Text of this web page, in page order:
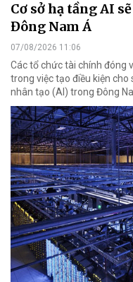
Cơ sở hạ tầng AI
Đông Nam Á
07/08/2026 11:06
Các tổ chức tài chính đóng
trong việc tạo điều kiện
nhân tạo (AI) trong Đông